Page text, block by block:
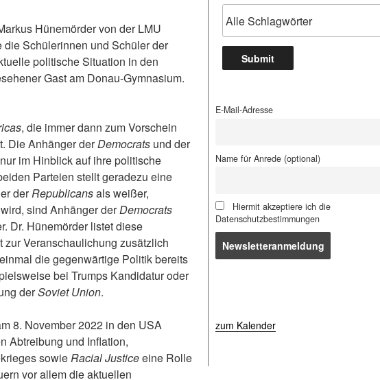
Hünemörder von der LMU
Schülerinnen und Schüler der
politische Situation in den
Gast am Donau-Gymnasium.
, die immer dann zum Vorschein
Die Anhänger derDemocrats und der
im Hinblick auf ihre politische
Parteien stellt geradezu eine
derRepublicansals weißer,
sind Anhänger derDemocrats
Dr. Hünemörder listet diese
Veranschaulichung zusätzlich
die gegenwärtige Politik bereits
bei Trumps Kandidatur oder
derSoviet Union.
8. November 2022 in den USA
Abtreibung und Inflation,
sowieRacial Justiceeine Rolle
vor allem die aktuellen
E-Mail-Adresse
Name für Anrede (optional)
Hiermit akzeptiere ich die
Datenschutzbestimmungen
zum Kalender